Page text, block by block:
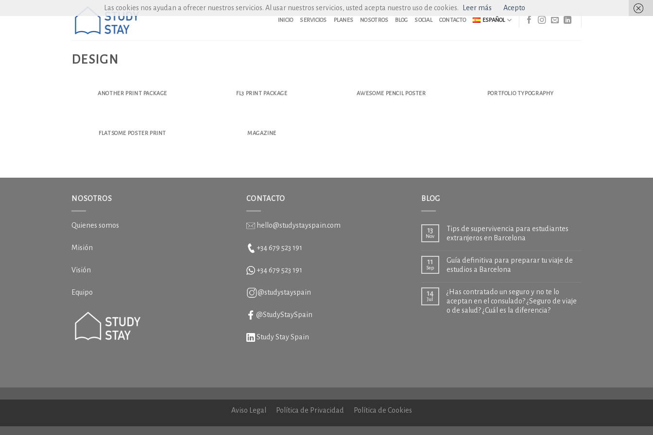
INICIO SERVICIOS PLANES NOSOTROS BLOG SOCIAL CONTACTO ESPAÑOL
DESIGN
ANOTHER PRINT PACKAGE FL3 PRINT PACKAGE AWESOME PENCIL POSTER PORTFOLIO TYPOGRAPHY
FLATSOME POSTER PRINT MAGAZINE
NOSOTROS
Quienes somos
Misión
Visión
Equipo
CONTACTO
hello@studystayspain.com
+34 679 523 191
+34 679 523 191
@studystayspain
@StudyStaySpain
Study Stay Spain
BLOG
13
Nov
Tips de supervivencia para estudiantes
extranjeros en Barcelona
11
Sep
Guía definitiva para preparar tu viaje de
estudios a Barcelona
14
Jul
¿Has contratado un seguro y no te lo
aceptan en el consulado? ¿Seguro de viaje
o de salud? ¿Cuál es la diferencia?
Aviso Legal Política de Privacidad Política de Cookies
Las cookies nos ayudan a ofrecer nuestros servicios. Al usar nuestros servicios, usted acepta nuestro uso de cookies. Leer más Acepto